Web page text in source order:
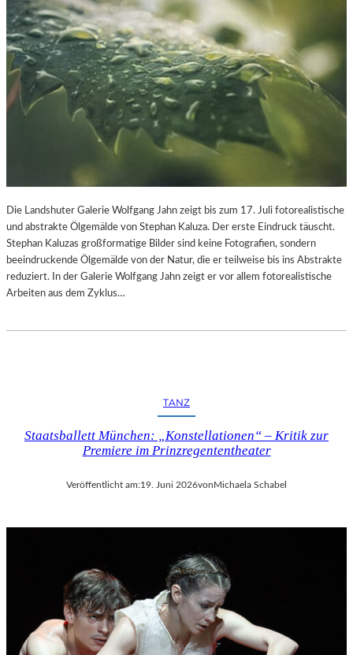
Die Landshuter Galerie Wolfgang Jahn zeigt bis zum 17. Juli fotorealistische
und abstrakte Ölgemälde von Stephan Kaluza. Der erste Eindruck täuscht.
Stephan Kaluzas großformatige Bilder sind keine Fotografien, sondern
beeindruckende Ölgemälde von der Natur, die er teilweise bis ins Abstrakte
reduziert. In der Galerie Wolfgang Jahn zeigt er vor allem fotorealistische
Arbeiten aus dem Zyklus…
TANZ
Staatsballett München: „Konstellationen“ – Kritik zur
Premiere im Prinzregententheater
Veröffentlicht am:19. Juni 2026vonMichaela Schabel